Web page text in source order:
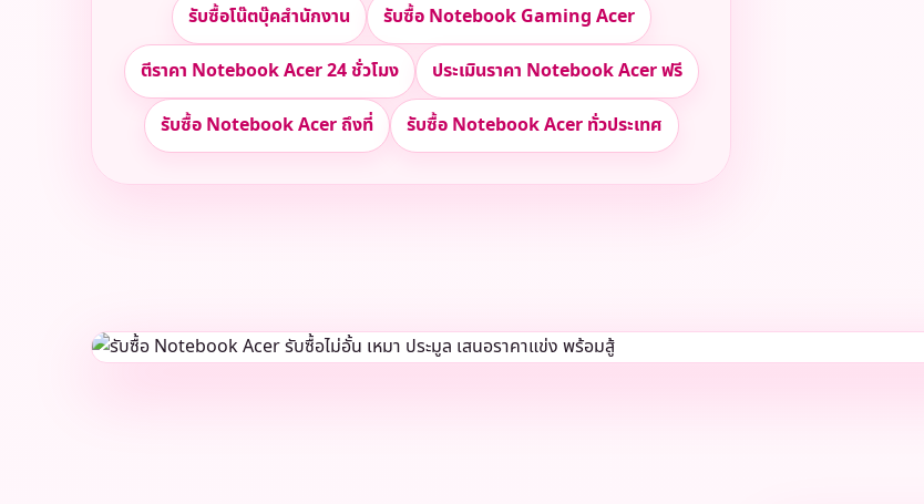
รับซื้อโน๊ตบุ๊คสำนักงาน รับซื้อ Notebook Gaming Acer
ตีราคา Notebook Acer 24 ชั่วโมง ประเมินราคา Notebook Acer ฟรี
รับซื้อ Notebook Acer ถึงที่ รับซื้อ Notebook Acer ทั่วประเทศ